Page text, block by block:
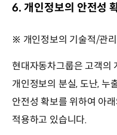
6. 개인정보의 안전성
※ 개인정보의 기술적/관
현대자동차그룹은 고객의
개인정보의 분실, 도난, 누
안전성 확보를 위하여 아
적용하고 있습니다.